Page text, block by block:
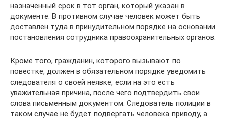
назначенный срок в тот орган, который указан в
документе. В противном случае человек может быть
доставлен туда в принудительном порядке на основании
постановления сотрудника правоохранительных органов.
Кроме того, гражданин, которого вызывают по
повестке, должен в обязательном порядке уведомить
следователя о своей неявке, если на это есть
уважительная причина, после чего подтвердить свои
слова письменным документом. Следователь полиции в
таком случае не будет подвергать человека приводу, а